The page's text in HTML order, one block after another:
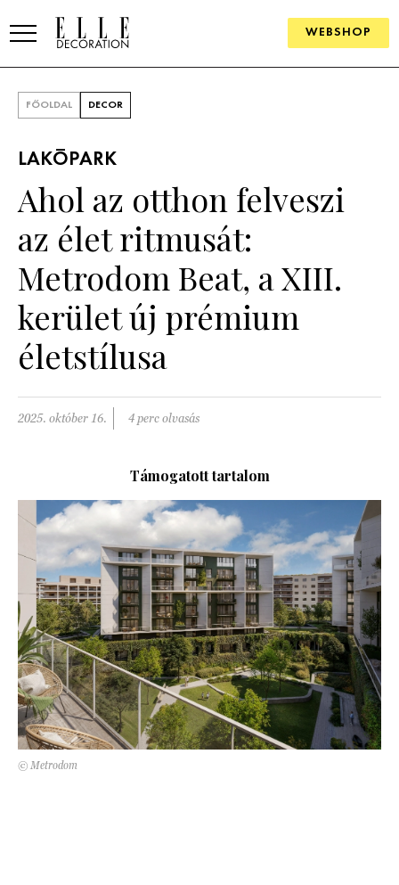
WEBSHOP
SZOBÁK
Konyha
Fürdőszoba
Nappali
Hálószoba
Kert és terasz
ÖTLETEK
Szállodák és vendégházak
FŐOLDAL DECOR
LAKÓPARK
Ahol az otthon felveszi
az élet ritmusát:
Metrodom Beat, a XIII.
kerület új prémium
életstílusa
2025. október 16. 4 perc olvasás
Támogatott tartalom
© Metrodom